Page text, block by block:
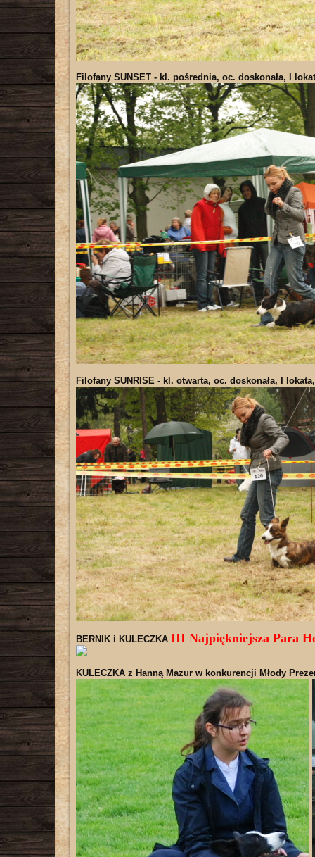
Filofany SUNSET- kl. pośrednia, oc. doskonała, I
Filofany SUNRISE- kl. otwarta, oc. doskonała, I lokata,
BERNIK i KULECZKA III Najpiękniejsza Para
KULECZKA z Hanną Mazurw konkurencji Młody